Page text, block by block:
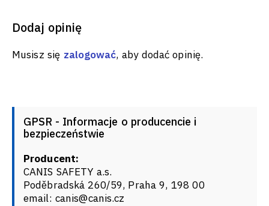
Dodaj opinię
Musisz się zalogować, aby dodać opinię.
GPSR - Informacje o producencie i
bezpieczeństwie
Producent:
CANIS SAFETY a.s.
Poděbradská 260/59, Praha 9, 198 00
email: canis@canis.cz